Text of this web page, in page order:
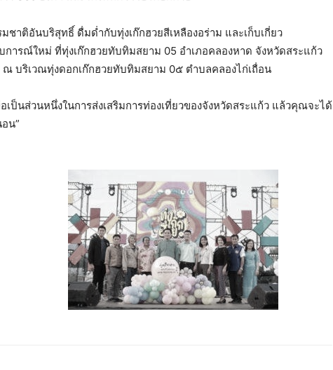
าติอันบริสุทธิ์ ดื่มด่ำกับทุ่งเก๊กฮวยสีเหลืองอร่าม และเก็บเกี่ยว
ารณ์ใหม่ ที่ทุ่งเก๊กฮวยทับทิมสยาม 05 อำเภอคลองหาด จังหวัดสระแก้ว
บริเวณทุ่งดอกเก๊กฮวยทับทิมสยาม 0๕ ตำบลคลองไก่เถื่อน
เป็นส่วนหนึ่งในการส่งเสริมการท่องเที่ยวของจังหวัดสระแก้ว แล้วคุณจะได้
น”